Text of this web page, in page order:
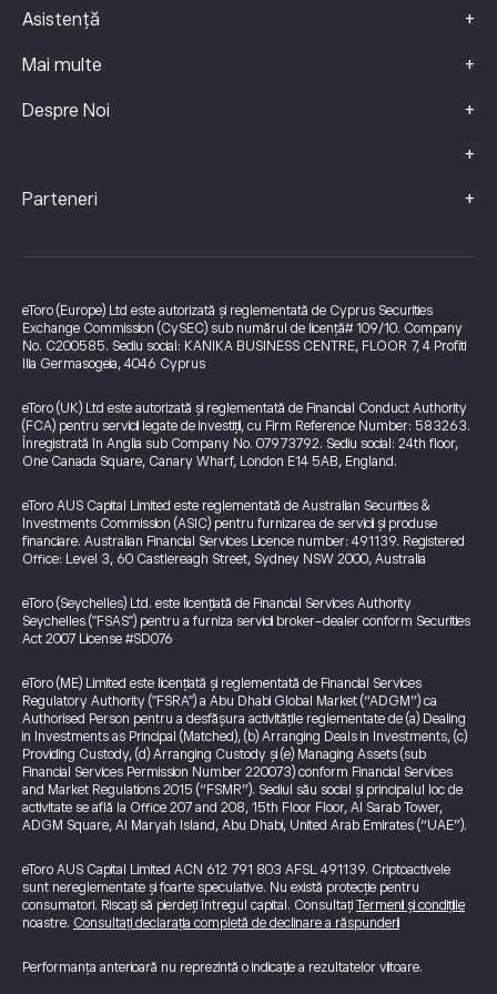
Asistență +
Mai multe +
Despre Noi +
+
Parteneri +
eToro (Europe) Ltd este autorizată și reglementată de Cyprus Securities
Exchange Commission (CySEC) sub numărul de licență# 109/10. Company
No. C200585. Sediu social: KANIKA BUSINESS CENTRE, FLOOR 7, 4 Profiti
Ilia Germasogeia, 4046 Cyprus
eToro (UK) Ltd este autorizată și reglementată de Financial Conduct Authority
(FCA) pentru servicii legate de investiții, cu Firm Reference Number: 583263.
Înregistrată în Anglia sub Company No. 07973792. Sediu social: 24th floor,
One Canada Square, Canary Wharf, London E14 5AB, England.
eToro AUS Capital Limited este reglementată de Australian Securities &
Investments Commission (ASIC) pentru furnizarea de servicii și produse
financiare. Australian Financial Services Licence number: 491139. Registered
Office: Level 3, 60 Castlereagh Street, Sydney NSW 2000, Australia
eToro (Seychelles) Ltd. este licențiată de Financial Services Authority
Seychelles ("FSAS") pentru a furniza servicii broker-dealer conform Securities
Act 2007 License #SD076
eToro (ME) Limited este licențiată și reglementată de Financial Services
Regulatory Authority ("FSRA") a Abu Dhabi Global Market (“ADGM”) ca
Authorised Person pentru a desfășura activitățile reglementate de (a) Dealing
in Investments as Principal (Matched), (b) Arranging Deals in Investments, (c)
Providing Custody, (d) Arranging Custody și (e) Managing Assets (sub
Financial Services Permission Number 220073) conform Financial Services
and Market Regulations 2015 (“FSMR”). Sediul său social și principalul loc de
activitate se află la Office 207 and 208, 15th Floor Floor, Al Sarab Tower,
ADGM Square, Al Maryah Island, Abu Dhabi, United Arab Emirates (“UAE”).
eToro AUS Capital Limited ACN 612 791 803 AFSL 491139. Criptoactivele
sunt nereglementate și foarte speculative. Nu există protecție pentru
consumatori. Riscați să pierdeți întregul capital. Consultați Termenii și condițiile
noastre. Consultați declarația completă de declinare a răspunderii
Performanța anterioară nu reprezintă o indicație a rezultatelor viitoare.